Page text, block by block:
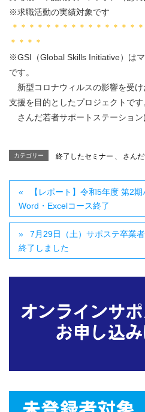
※求職活動の実績対象です
＊＊＊＊＊＊＊＊＊＊＊＊＊＊＊
＊＊＊＊
※GSI（Global Skills Initiative）は
です。
新型コロナウィルスの影響を受
支援を目的としたプロジェクトです
さんだ若者サポートステーション
カテゴリー 終了したセミナー 、 さん
【レポート】令和5年度 第2
Word・Excelコース終了
7月29日（土）サポステ卒業
終了しました